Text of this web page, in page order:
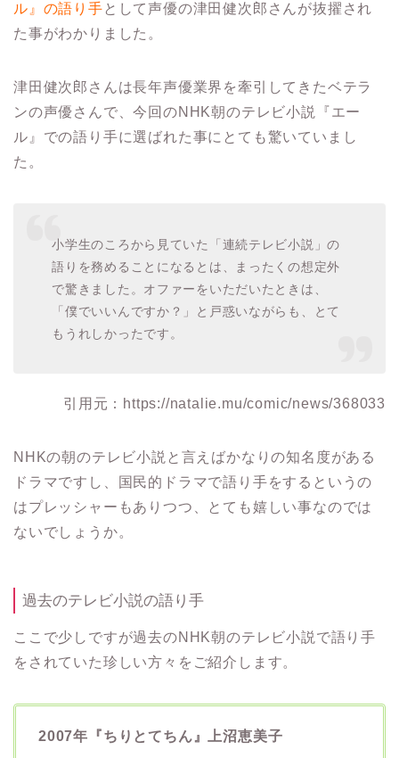
ル』の語り手 として声優の津田健次郎さんが抜擢され
た事がわかりました。
津田健次郎さんは長年声優業界を牽引してきたベテラ
ンの声優さんで、今回のNHK朝のテレビ小説『エー
ル』での語り手に選ばれた事にとても驚いていまし
た。
小学生のころから見ていた「連続テレビ小説」の
語りを務めることになるとは、まったくの想定外
で驚きました。オファーをいただいたときは、
「僕でいいんですか？」と戸惑いながらも、とて
もうれしかったです。
引用元：https://natalie.mu/comic/news/368033
NHKの朝のテレビ小説と言えばかなりの知名度がある
ドラマですし、国民的ドラマで語り手をするというの
はプレッシャーもありつつ、とても嬉しい事なのでは
ないでしょうか。
過去のテレビ小説の語り手
ここで少しですが過去のNHK朝のテレビ小説で語り手
をされていた珍しい方々をご紹介します。
2007年『ちりとてちん』上沼恵美子